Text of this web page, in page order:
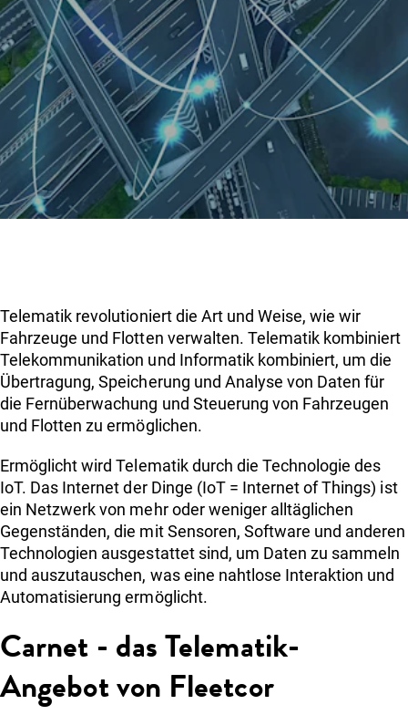
Über uns
Einloggen
Kunde werden
Telematik revolutioniert die Art und Weise, wie wir
Fahrzeuge und Flotten verwalten. Telematik kombiniert
Telekommunikation und Informatik kombiniert, um die
Übertragung, Speicherung und Analyse von Daten für
die Fernüberwachung und Steuerung von Fahrzeugen
und Flotten zu ermöglichen.
Ermöglicht wird Telematik durch die Technologie des
IoT. Das Internet der Dinge (IoT = Internet of Things) ist
ein Netzwerk von mehr oder weniger alltäglichen
Gegenständen, die mit Sensoren, Software und anderen
Technologien ausgestattet sind, um Daten zu sammeln
und auszutauschen, was eine nahtlose Interaktion und
Automatisierung ermöglicht.
Carnet - das Telematik-
Angebot von Fleetcor